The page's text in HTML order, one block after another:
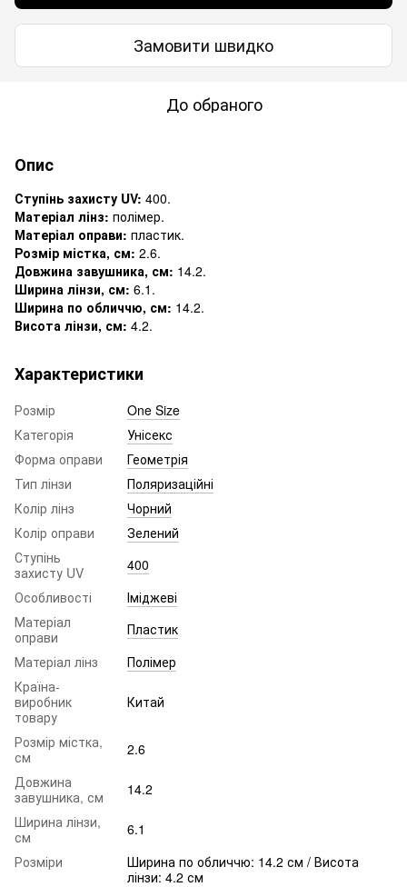
Замовити швидко
До обраного
Опис
Ступінь захисту UV: 400.
Матеріал лінз: полімер.
Матеріал оправи: пластик.
Розмір містка, см: 2.6.
Довжина завушника, см: 14.2.
Ширина лінзи, см: 6.1.
Ширина по обличчю, см: 14.2.
Висота лінзи, см: 4.2.
Характеристики
Розмір
One Size
Категорія
Унісекс
Форма оправи
Геометрія
Тип лінзи
Поляризаційні
Колір лінз
Чорний
Колір оправи
Зелений
Ступінь
захисту UV
400
Особливості
Іміджеві
Матеріал
оправи
Пластик
Матеріал лінз
Полімер
Країна-
виробник
товару
Китай
Розмір містка,
см
2.6
Довжина
завушника, см
14.2
Ширина лінзи,
см
6.1
Розміри
Ширина по обличчю: 14.2 см / Висота
лінзи: 4.2 см